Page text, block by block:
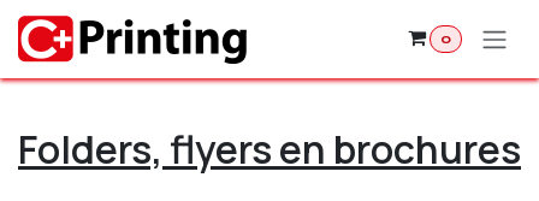
Overslaan naar inhoud
0
Folders, flyers en brochures